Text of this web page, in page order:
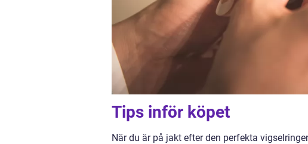
Tips inför köpet
När du är på jakt efter den perfekta